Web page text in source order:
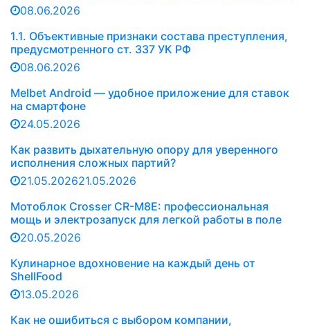
08.06.2026
1.1. Объективные признаки состава преступления,
предусмотренного ст. 337 УК РФ
08.06.2026
Melbet Android — удобное приложение для ставок
на смартфоне
24.05.2026
Как развить дыхательную опору для уверенного
исполнения сложных партий?
21.05.202621.05.2026
Мотоблок Crosser CR-M8E: профессиональная
мощь и электрозапуск для легкой работы в поле
20.05.2026
Кулинарное вдохновение на каждый день от
ShellFood
13.05.2026
Как не ошибиться с выбором компании,